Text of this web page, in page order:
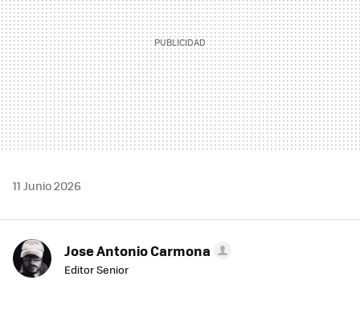
11 Junio 2026
Jose Antonio Carmona
Editor Senior